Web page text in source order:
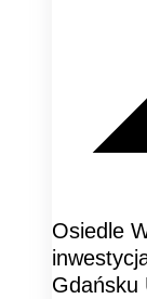
Osiedle
Gdańsku